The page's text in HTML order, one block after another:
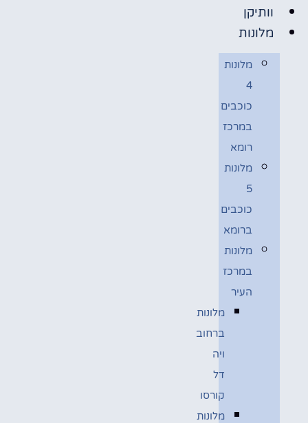
וותיקן
מלונות
מלונות
4
כוכבים
במרכז
רומא
מלונות
5
כוכבים
ברומא
מלונות
במרכז
העיר
מלונות
ברחוב
ויה
דל
קורסו
מלונות